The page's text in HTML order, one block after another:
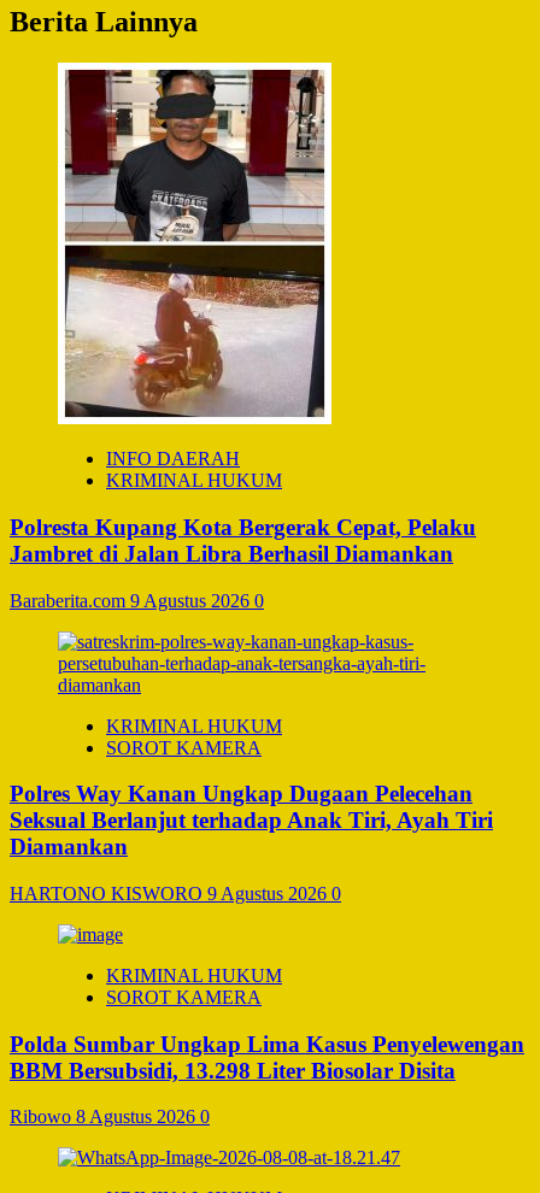
Berita Lainnya
INFO DAERAH
KRIMINAL HUKUM
Polresta Kupang Kota Bergerak Cepat, Pelaku
Jambret di Jalan Libra Berhasil Diamankan
Baraberita.com 9 Agustus 2026 0
KRIMINAL HUKUM
SOROT KAMERA
Polres Way Kanan Ungkap Dugaan Pelecehan
Seksual Berlanjut terhadap Anak Tiri, Ayah Tiri
Diamankan
HARTONO KISWORO 9 Agustus 2026 0
KRIMINAL HUKUM
SOROT KAMERA
Polda Sumbar Ungkap Lima Kasus Penyelewengan
BBM Bersubsidi, 13.298 Liter Biosolar Disita
Ribowo 8 Agustus 2026 0